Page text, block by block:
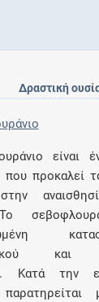
Δραστική
είναι
που προκαλεί
και
Κατά την